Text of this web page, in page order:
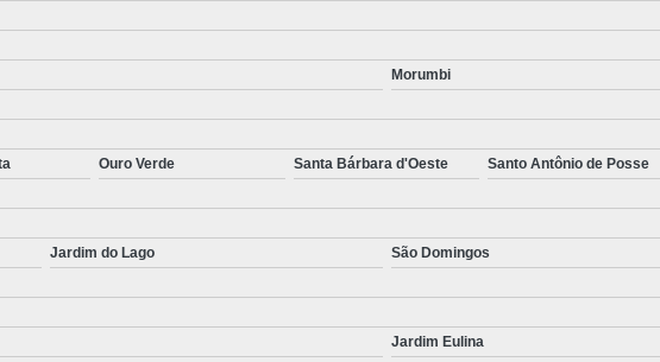
Morumbi
Ouro Verde Santa Bárbara d'Oeste Santo Antônio de Posse
Jardim do Lago São Domingos
Jardim Eulina